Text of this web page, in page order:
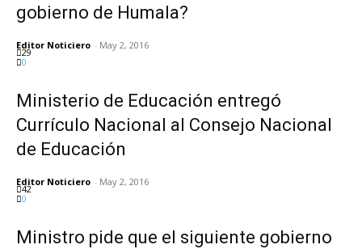
gobierno de Humala?
Editor Noticiero - May 2, 2016
29
0
Ministerio de Educación entregó
Currículo Nacional al Consejo Nacional
de Educación
Editor Noticiero - May 2, 2016
42
0
Ministro pide que el siguiente gobierno